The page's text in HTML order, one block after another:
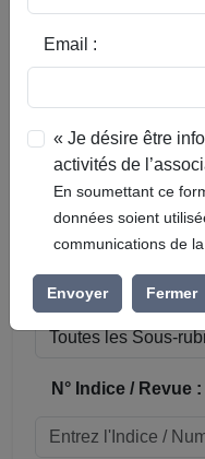
Sous-rubrique /
N° Indice / Revue :
Email :
« Je désire être
activités de
En soumettant ce
données soient
communications de
Envoyer Fermer